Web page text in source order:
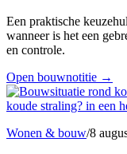
Een praktische
wanneer is het een
en controle.
Open bouwnotitie →
Wonen & bouw/8